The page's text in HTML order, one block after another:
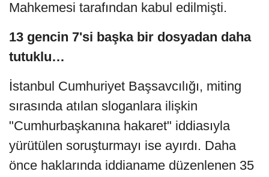
Mahkemesi tarafından kabul edilmişti.
13 gencin 7'si başka bir dosyadan daha
tutuklu…
İstanbul Cumhuriyet Başsavcılığı, miting
sırasında atılan sloganlara ilişkin
"Cumhurbaşkanına hakaret" iddiasıyla
yürütülen soruşturmayı ise ayırdı. Daha
önce haklarında iddianame düzenlenen 35